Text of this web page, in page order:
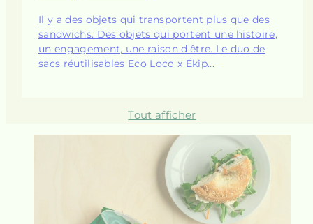
Il y a des objets qui transportent plus que des
sandwichs. Des objets qui portent une histoire,
un engagement, une raison d'être. Le duo de
sacs réutilisables Eco Loco x Ékip...
Tout afficher